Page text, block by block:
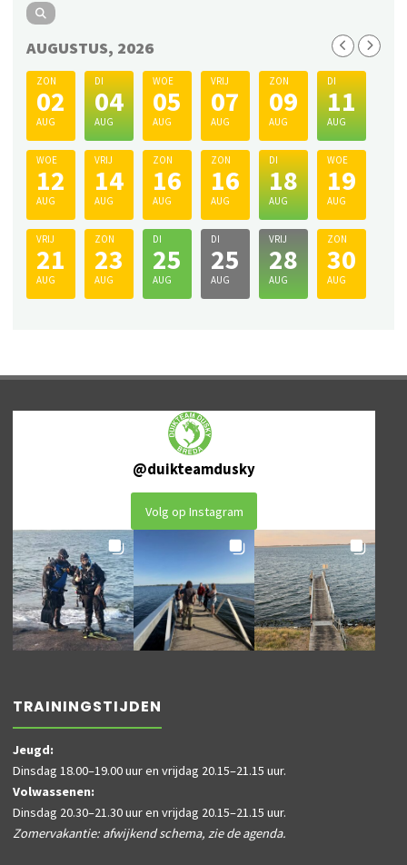
AUGUSTUS, 2026
ZON
02
AUG
DI
04
AUG
WOE
05
AUG
VRIJ
07
AUG
ZON
09
AUG
DI
11
AUG
WOE
12
AUG
VRIJ
14
AUG
ZON
16
AUG
ZON
16
AUG
DI
18
AUG
WOE
19
AUG
VRIJ
21
AUG
ZON
23
AUG
DI
25
AUG
DI
25
AUG
VRIJ
28
AUG
ZON
30
AUG
@duikteamdusky
Volg op Instagram
TRAININGSTIJDEN
Jeugd:
Dinsdag 18.00–19.00 uur en vrijdag 20.15–21.15 uur.
Volwassenen:
Dinsdag 20.30–21.30 uur en vrijdag 20.15–21.15 uur.
Zomervakantie: afwijkend schema, zie de agenda.